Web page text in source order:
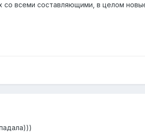
со всеми составляющими, в целом